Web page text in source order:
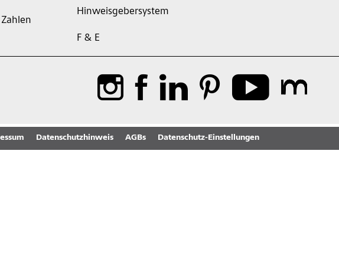
Hinweisgebersystem
F & E
Datenschutzhinweis AGBs Datenschutz-Einstellungen